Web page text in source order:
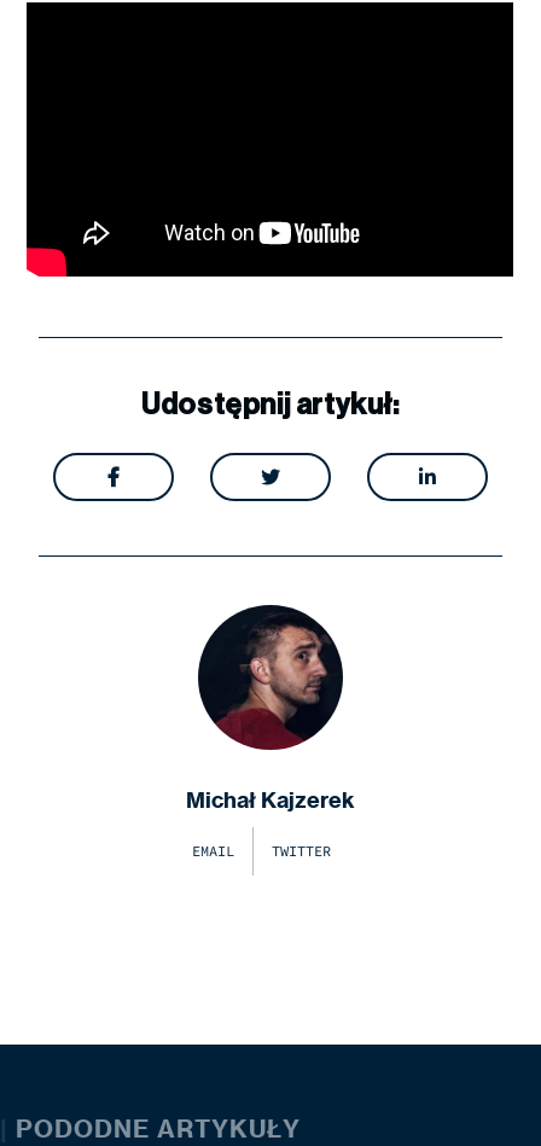
Udostępnij artykuł:
  
Michał Kajzerek
EMAIL TWITTER
| PODODNE ARTYKUŁY